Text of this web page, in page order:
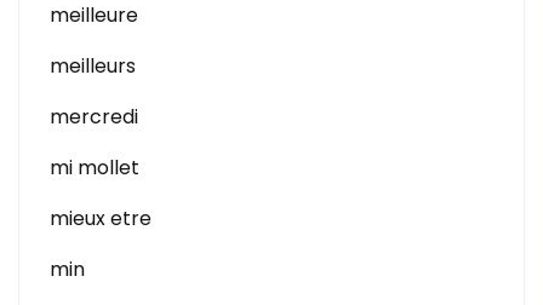
meilleure
meilleurs
mercredi
mi mollet
mieux etre
min